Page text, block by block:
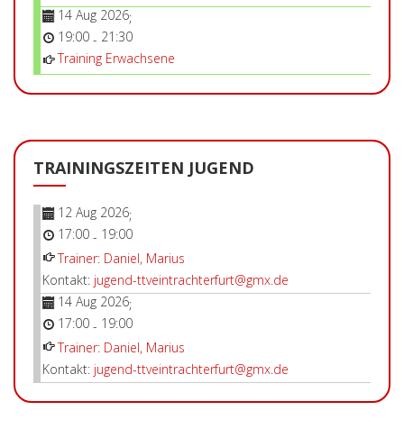
14 Aug 2026;
19:00 - 21:30
Training Erwachsene
TRAININGSZEITEN JUGEND
12 Aug 2026;
17:00 - 19:00
Trainer: Daniel, Marius
Kontakt: jugend-ttveintrachterfurt@gmx.de
14 Aug 2026;
17:00 - 19:00
Trainer: Daniel, Marius
Kontakt: jugend-ttveintrachterfurt@gmx.de